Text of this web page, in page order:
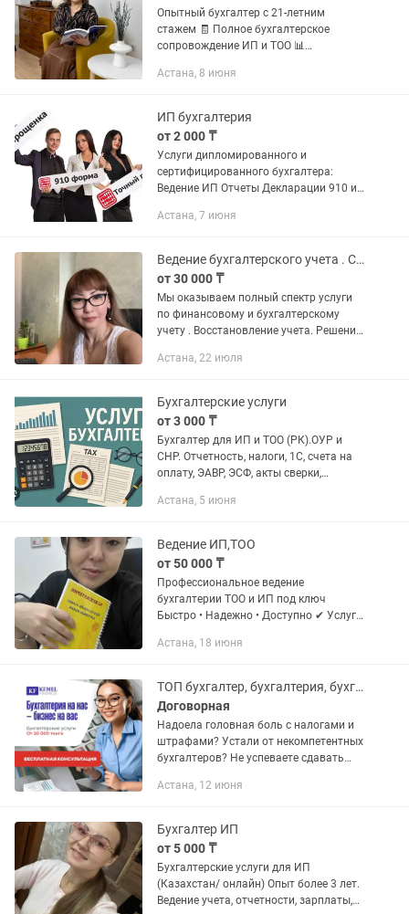
Опытный бухгалтер с 21-летним
стажем 🧾 Полное бухгалтерское
сопровождение ИП и ТОО 📊
Своевременная сдача налоговой и
Ответственная,...
Астана, 8 июня
ИП бухгалтерия
от 2 000 ₸
Услуги дипломированного и
сертифицированного бухгалтера:
Ведение ИП Отчеты Декларации 910 и
и отчеты
Астана, 7 июня
Ведение бухгалтерского учета . Сдача отчета помощь и разбор .
от 30 000 ₸
Мы оказываем полный спектр услуги
по финансовому и бухгалтерскому
учету . Восстановление учета. Решение
Банк /налоги/ ТМЦ/ зарплата и т.д
Астана, 22 июля
Бухгалтерские услуги
от 3 000 ₸
Бухгалтер для ИП и ТОО (РК).ОУР и
СНР. Отчетность, налоги, 1С, счета на
оплату, ЭАВР, ЭСФ, акты сверки,
проконсультирую! Цена договорная,
Астана, 5 июня
Ведение ИП,ТОО
от 50 000 ₸
Профессиональное ведение
бухгалтерии ТОО и ИП под ключ
Быстро • Надежно • Доступно ✔ Услуги:
ИП/ТОО •Выбор выгодного налогового
Астана, 18 июня
ТОП бухгалтер, бухгалтерия, бухгалтерские услуги Астана
Договорная
Надоела головная боль с налогами и
штрафами? Устали от некомпетентных
бухгалтеров? Не успеваете сдавать
боитесь проверок от КГД? Не знаете,
Астана, 12 июня
Бухгалтер ИП
от 5 000 ₸
Бухгалтерские услуги для ИП
(Казахстан/ онлайн) Опыт более 3 лет.
Ведение учета, отчетности, зарплаты,